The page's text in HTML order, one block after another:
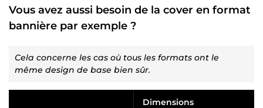
Vous avez aussi besoin de la cover en format
bannière par exemple ?
Cela concerne les cas où tous les formats ont le
même design de base bien sûr.
Dimensions